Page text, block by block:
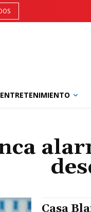
ENTRETENIMIENTO
Casa